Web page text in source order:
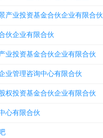
产业投资基金合伙企业有限合伙
伙企业有限合伙
业投资基金合伙企业有限合伙
业管理咨询中心有限合伙
权投资基金合伙企业有限合伙
心有限合伙